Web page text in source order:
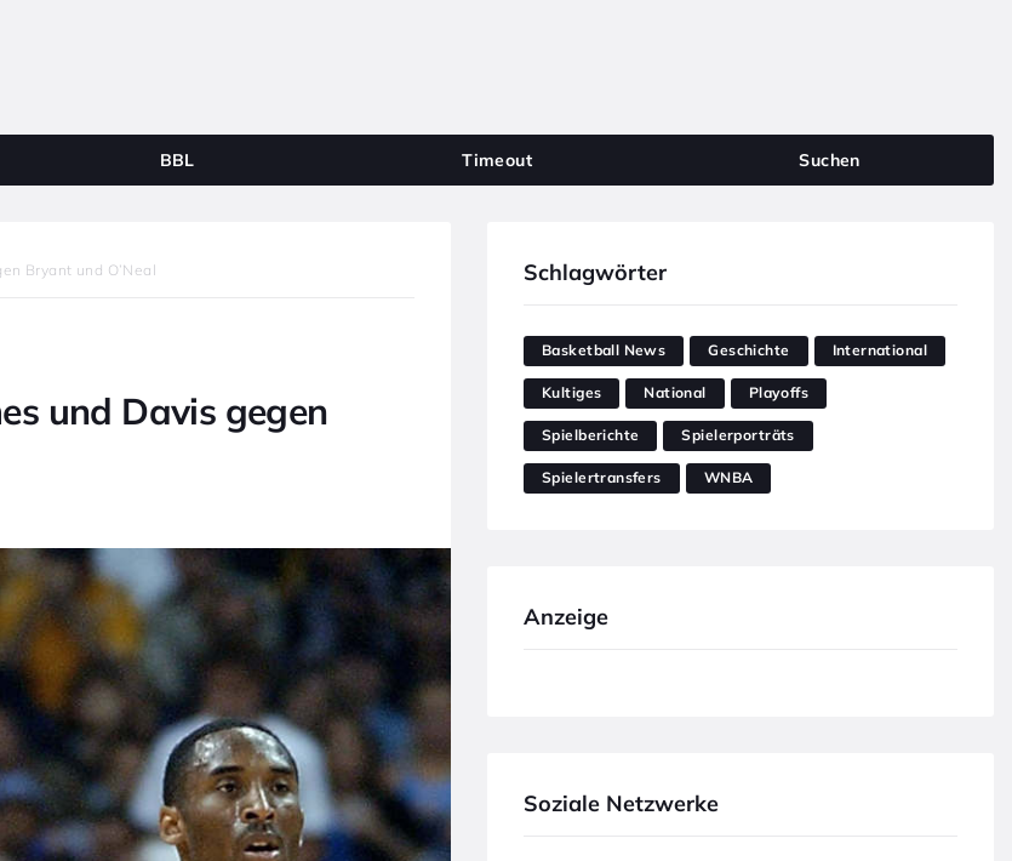
BBL Timeout Suchen
Bryant und O’Neal
und Davis gegen
Schlagwörter
Basketball News Geschichte International
Kultiges National Playoffs
Spielberichte Spielerporträts
Spielertransfers WNBA
Anzeige
Soziale Netzwerke